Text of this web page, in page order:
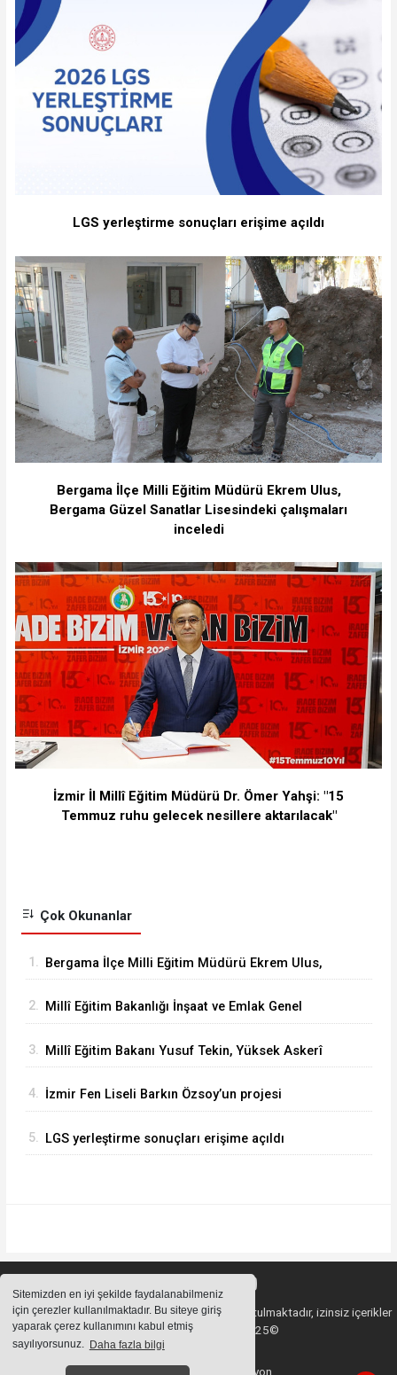
Sitemizden en iyi şekilde faydalanabilmeniz
için çerezler kullanılmaktadır. Bu siteye giriş
yaparak çerez kullanımını kabul etmiş
sayılıyorsunuz. Daha fazla bilgi
LGS yerleştirme sonuçları erişime açıldı
Bergama İlçe Milli Eğitim Müdürü Ekrem Ulus,
Bergama Güzel Sanatlar Lisesindeki çalışmaları
inceledi
İzmir İl Millî Eğitim Müdürü Dr. Ömer Yahşi: "15
Temmuz ruhu gelecek nesillere aktarılacak"
Çok Okunanlar
1. Bergama İlçe Milli Eğitim Müdürü Ekrem Ulus,
çalışmaları inceledi
2. Millî Eğitim Bakanlığı İnşaat ve Emlak Genel
İncelemelerde Bulundu
3. Millî Eğitim Bakanı Yusuf Tekin, Yüksek Askerî
4. İzmir Fen Liseli Barkın Özsoy’un projesi
5. LGS yerleştirme sonuçları erişime açıldı
Sitemizde bulunan içeriklerin tüm hakları saklı tutulmaktadır, izinsiz içerikler
kullanılamaz. Copyright 2025©
Haber Yazılımı: Web Aksiyon